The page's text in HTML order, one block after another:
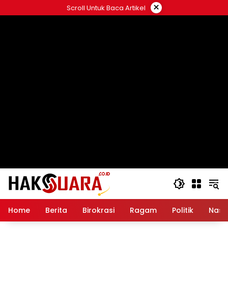
ke
Scroll Untuk Baca Artikel ×
Home Berita Birokrasi Ragam Politik